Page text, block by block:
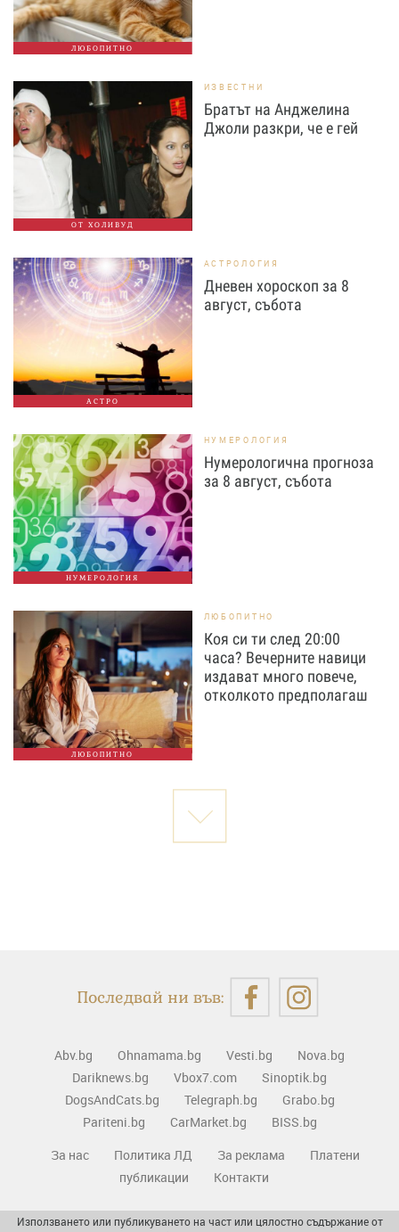
ЛЮБОПИТНО
ОТ ХОЛИВУД
ИЗВЕСТНИ
Братът на Анджелина
Джоли разкри, че е гей
АСТРО
АСТРОЛОГИЯ
Дневен хороскоп за 8
август, събота
НУМЕРОЛОГИЯ
НУМЕРОЛОГИЯ
Нумерологична прогноза
за 8 август, събота
ЛЮБОПИТНО
ЛЮБОПИТНО
Коя си ти след 20:00
часа? Вечерните навици
издават много повече,
отколкото предполагаш
Последвай ни във:
Abv.bg Ohnamama.bg Vesti.bg
Nova.bg
Dariknews.bg
Vbox7.com
Sinoptik.bg
DogsAndCats.bg
Telegraph.bg
Grabo.bg
Pariteni.bg
CarMarket.bg
BISS.bg
За нас
Политика ЛД За реклама
Платени
публикации
Контакти
Използването или публикуването на част или цялостно съдържание от